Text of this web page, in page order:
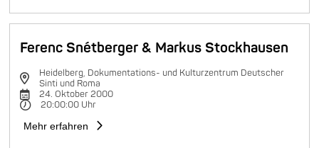
Ferenc Snétberger & Markus Stockhausen
Heidelberg, Dokumentations- und Kulturzentrum Deutscher
Sinti und Roma
24. Oktober 2000
20:00:00 Uhr
Mehr erfahren